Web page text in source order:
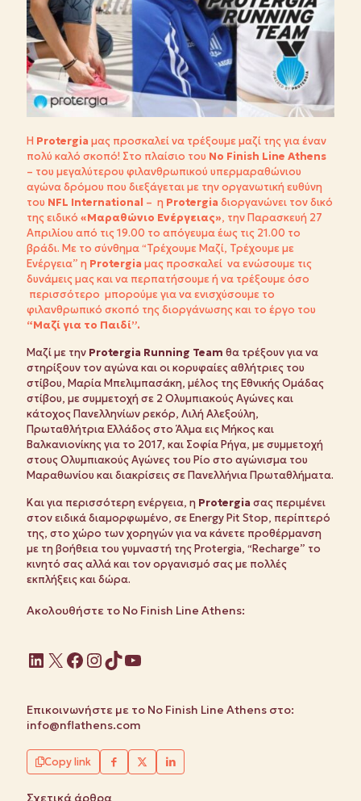
Η Protergia μας προσκαλεί να τρέξουμε μαζί της για έναν
πολύ καλό σκοπό! Στο πλαίσιο του No Finish Line Athens
– του μεγαλύτερου φιλανθρωπικού υπερμαραθώνιου
αγώνα δρόμου που διεξάγεται με την οργανωτική ευθύνη
του NFL International – η Protergia διοργανώνει τον δικό
της ειδικό «Μαραθώνιο Ενέργειας», την Παρασκευή 27
Απριλίου από τις 19.00 το απόγευμα έως τις 21.00 το
βράδι. Με το σύνθημα “Τρέχουμε Μαζί, Τρέχουμε με
Ενέργεια” η Protergia μας προσκαλεί να ενώσουμε τις
δυνάμεις μας και να περπατήσουμε ή να τρέξουμε όσο
περισσότερο μπορούμε για να ενισχύσουμε το
φιλανθρωπικό σκοπό της διοργάνωσης και το έργο του
“Μαζί για το Παιδί”.
Μαζί με την Protergia Running Team θα τρέξουν για να
στηρίξουν τον αγώνα και οι κορυφαίες αθλήτριες του
στίβου, Μαρία Μπελιμπασάκη, μέλος της Εθνικής Ομάδας
στίβου, με συμμετοχή σε 2 Ολυμπιακούς Αγώνες και
κάτοχος Πανελληνίων ρεκόρ, Λιλή Αλεξούλη,
Πρωταθλήτρια Ελλάδος στο Άλμα εις Μήκος και
Βαλκανιονίκης για το 2017, και Σοφία Ρήγα, με συμμετοχή
στους Ολυμπιακούς Αγώνες του Ρίο στο αγώνισμα του
Μαραθωνίου και διακρίσεις σε Πανελλήνια Πρωταθλήματα.
Και για περισσότερη ενέργεια, η Protergia σας περιμένει
στον ειδικά διαμορφωμένο, σε Energy Pit Stop, περίπτερό
της, στο χώρο των χορηγών για να κάνετε προθέρμανση
με τη βοήθεια του γυμναστή της Protergia, “Recharge” το
κινητό σας αλλά και τον οργανισμό σας με πολλές
εκπλήξεις και δώρα.
Ακολουθήστε το No Finish Line Athens:
Linkedin
X Facebook
Instagram
TikTok
YouTube
Επικοινωνήστε με το No Finish Line Athens στο:
info@nflathens.com
Copy link
Σχετικά άρθρα